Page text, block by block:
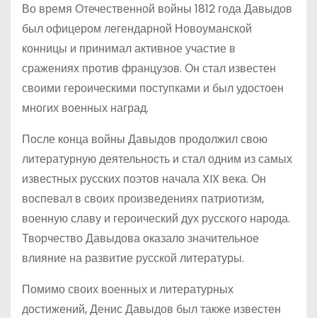
Во время Отечественной войны 1812 года Давыдов
был офицером легендарной Новоуманской
конницы и принимал активное участие в
сражениях против французов. Он стал известен
своими героическими поступками и был удостоен
многих военных наград.
После конца войны Давыдов продолжил свою
литературную деятельность и стал одним из самых
известных русских поэтов начала XIX века. Он
воспевал в своих произведениях патриотизм,
военную славу и героический дух русского народа.
Творчество Давыдова оказало значительное
влияние на развитие русской литературы.
Помимо своих военных и литературных
достижений, Денис Давыдов был также известен